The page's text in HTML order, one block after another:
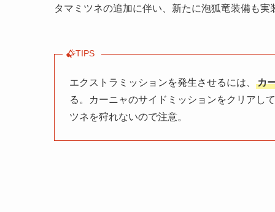
タマミツネの追加に伴い、新たに泡狐竜装備も実
TIPS
エクストラミッションを発生させるには、 カ
る。カーニャのサイドミッションをクリアし
ツネを狩れないので注意。